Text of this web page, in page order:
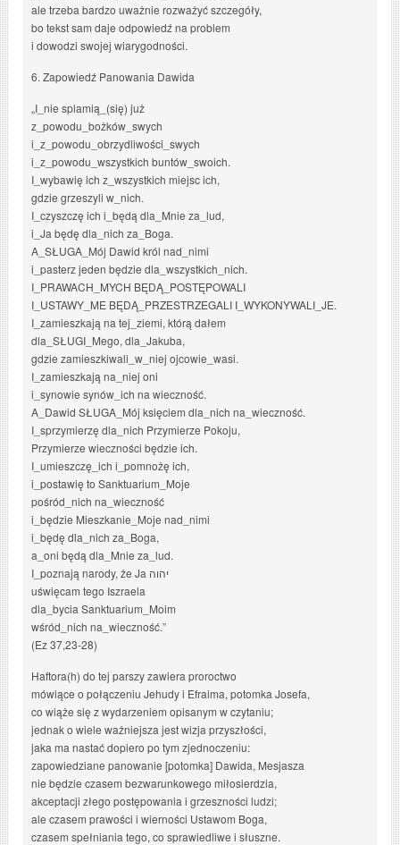
ale trzeba bardzo uważnie rozważyć szczegóły,
bo tekst sam daje odpowiedź na problem
i dowodzi swojej wiarygodności.
6. Zapowiedź Panowania Dawida
„I_nie splamią_(się) już
z_powodu_bożków_swych
i_z_powodu_obrzydliwości_swych
i_z_powodu_wszystkich buntów_swoich.
I_wybawię ich z_wszystkich miejsc ich,
gdzie grzeszyli w_nich.
I_czyszczę ich i_będą dla_Mnie za_lud,
i_Ja będę dla_nich za_Boga.
A_SŁUGA_Mój Dawid król nad_nimi
i_pasterz jeden będzie dla_wszystkich_nich.
I_PRAWACH_MYCH BĘDĄ_POSTĘPOWALI
I_USTAWY_ME BĘDĄ_PRZESTRZEGALI I_WYKONYWALI_JE.
I_zamieszkają na tej_ziemi, którą dałem
dla_SŁUGI_Mego, dla_Jakuba,
gdzie zamieszkiwali_w_niej ojcowie_wasi.
I_zamieszkają na_niej oni
i_synowie synów_ich na wieczność.
A_Dawid SŁUGA_Mój księciem dla_nich na_wieczność.
I_sprzymierzę dla_nich Przymierze Pokoju,
Przymierze wieczności będzie ich.
I_umieszczę_ich i_pomnożę ich,
i_postawię to Sanktuarium_Moje
pośród_nich na_wieczność
i_będzie Mieszkanie_Moje nad_nimi
i_będę dla_nich za_Boga,
a_oni będą dla_Mnie za_lud.
I_poznają narody, że Ja יהוה
uświęcam tego Iszraela
dla_bycia Sanktuarium_Moim
wśród_nich na_wieczność.”
(Ez 37,23-28)
Haftora(h) do tej parszy zawiera proroctwo
mówiące o połączeniu Jehudy i Efraima, potomka Josefa,
co wiąże się z wydarzeniem opisanym w czytaniu;
jednak o wiele ważniejsza jest wizja przyszłości,
jaka ma nastać dopiero po tym zjednoczeniu:
zapowiedziane panowanie [potomka] Dawida, Mesjasza
nie będzie czasem bezwarunkowego miłosierdzia,
akceptacji złego postępowania i grzeszności ludzi;
ale czasem prawości i wierności Ustawom Boga,
czasem spełniania tego, co sprawiedliwe i słuszne.